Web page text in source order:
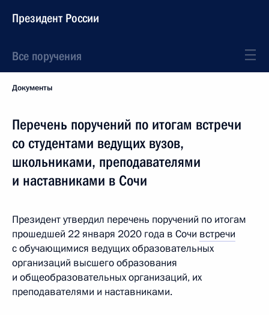
Президент России
Все поручения
Документы
Перечень поручений по итогам встречи
со студентами ведущих вузов,
школьниками, преподавателями
и наставниками в Сочи
Президент утвердил перечень поручений по итогам
прошедшей 22 января 2020 года в Сочи встречи
с обучающимися ведущих образовательных
организаций высшего образования
и общеобразовательных организаций, их
преподавателями и наставниками.